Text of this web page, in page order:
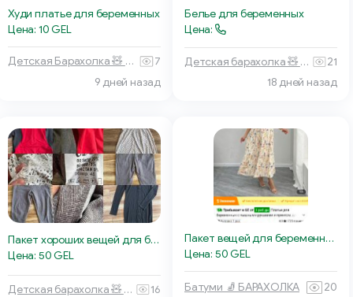
Худи платье для беременных
Цена: 10 GEL
Детская Барахолка 🧸 Батуми
7
9 дней назад
Белье для беременных
Цена:
Детская барахолка 🧸 Тбилиси
21
18 дней назад
Пакет хороших вещей для беременной/кормящей
Цена: 50 GEL
Детская барахолка 🧸 Тбилиси
16
Пакет вещей для беременной
Цена: 50 GEL
Батуми 🧦 БАРАХОЛКА
20